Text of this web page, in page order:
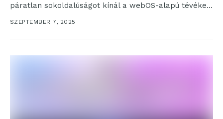
páratlan sokoldalúságot kínál a webOS-alapú tévéken
SZEPTEMBER 7, 2025